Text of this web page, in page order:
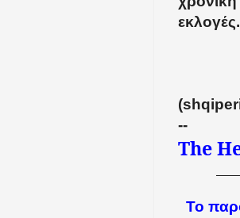
εκλογές.
--
The
Το